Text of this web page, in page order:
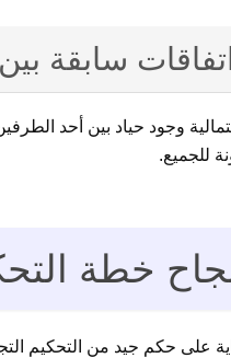
سابقة
للجميع.
خطة
على حكم جيد من التحكيم